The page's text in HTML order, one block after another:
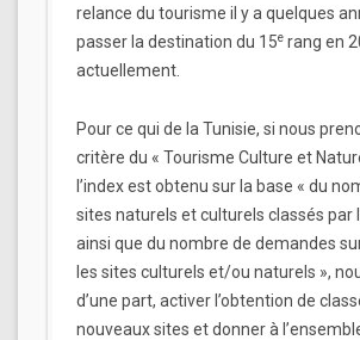
relance du tourisme il y a quelques
passer la destination du 15e rang en
actuellement.
Pour ce qui de la Tunisie, si nous
critère du « Tourisme Culture et
l’index est obtenu sur la base « du
sites naturels et culturels classés par
ainsi que du nombre de demandes
les sites culturels et/ou naturels »,
d’une part, activer l’obtention de
nouveaux sites et donner à